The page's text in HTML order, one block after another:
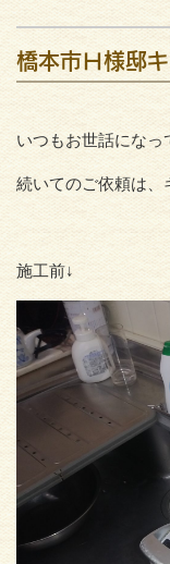
橋本市Ｈ様邸
いつもお世話になっ
続いてのご依頼は、
施工前↓